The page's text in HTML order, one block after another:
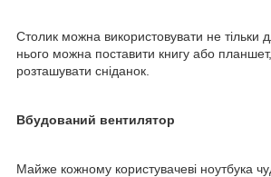
Столик можна використовувати не тільки
нього можна поставити книгу або
розташувати сніданок.
Вбудований вентилятор
Майже кожному користувачеві ноутбука